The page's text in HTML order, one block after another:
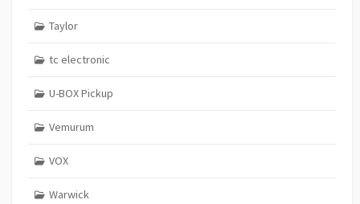
Taylor
tc electronic
U-BOX Pickup
Vemurum
VOX
Warwick